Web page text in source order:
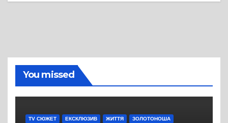
You missed
TV СЮЖЕТ ЕКСКЛЮЗИВ ЖИТТЯ ЗОЛОТОНОША